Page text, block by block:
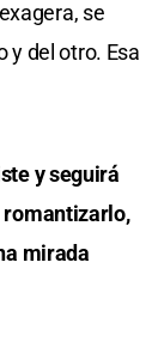
se
y del otro. Esa
y seguirá
romantizarlo,
mirada